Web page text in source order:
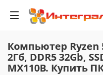
Компьютер Ryzen
2Гб, DDR5 32Gb,
MX110B. Купить